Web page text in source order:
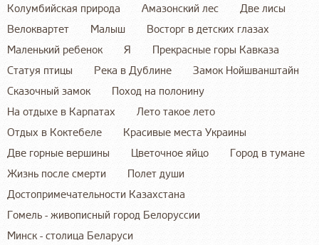
Колумбийская природа
Амазонский лес
Две лисы
Велоквартет
Малыш
Восторг в детских глазах
Маленький ребенок
Я
Прекрасные горы Кавказа
Статуя птицы
Река в Дублине
Замок Нойшванштайн
Сказочный замок
Поход на полонину
На отдыхе в Карпатах
Лето такое лето
Отдых в Коктебеле
Красивые места Украины
Две горные вершины
Цветочное яйцо
Город в тумане
Жизнь после смерти
Полет души
Достопримечательности Казахстана
Гомель - живописный город Белоруссии
Минск - столица Беларуси